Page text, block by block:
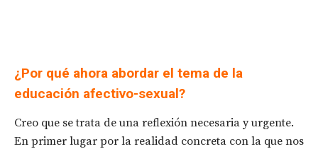
¿Por qué ahora abordar el tema de la
educación afectivo-sexual?
Creo que se trata de una reflexión necesaria y urgente.
En primer lugar por la realidad concreta con la que nos